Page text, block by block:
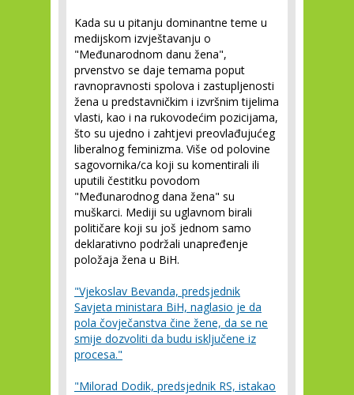
Kada su u pitanju dominantne teme u
medijskom izvještavanju o
"Međunarodnom danu žena",
prvenstvo se daje temama poput
ravnopravnosti spolova i zastupljenosti
žena u predstavničkim i izvršnim tijelima
vlasti, kao i na rukovodećim pozicijama,
što su ujedno i zahtjevi preovlađujućeg
liberalnog feminizma. Više od polovine
sagovornika/ca koji su komentirali ili
uputili čestitku povodom
"Međunarodnog dana žena" su
muškarci. Mediji su uglavnom birali
političare koji su još jednom samo
deklarativno podržali unapređenje
položaja žena u BiH.
"Vjekoslav Bevanda, predsjednik
Savjeta ministara BiH, naglasio je da
pola čovječanstva čine žene, da se ne
smije dozvoliti da budu isključene iz
procesa."
"Milorad Dodik, predsjednik RS, istakao